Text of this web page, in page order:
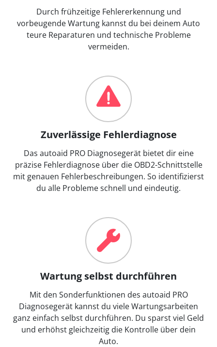
Durch frühzeitige Fehlererkennung und
vorbeugende Wartung kannst du bei deinem Auto
teure Reparaturen und technische Probleme
vermeiden.
Zuverlässige Fehlerdiagnose
Das autoaid PRO Diagnosegerät bietet dir eine
präzise Fehlerdiagnose über die OBD2-Schnittstelle
mit genauen Fehlerbeschreibungen. So identifizierst
du alle Probleme schnell und eindeutig.
Wartung selbst durchführen
Mit den Sonderfunktionen des autoaid PRO
Diagnosegerät kannst du viele Wartungsarbeiten
ganz einfach selbst durchführen. Du sparst viel Geld
und erhöhst gleichzeitig die Kontrolle über dein
Auto.